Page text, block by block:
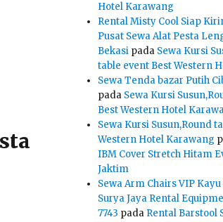
Hotel Karawang
Rental Misty Cool Siap
Pusat Sewa Alat Pesta
Bekasi pada Sewa Kursi
table event Best Western
Sewa Tenda bazar Putih
pada Sewa Kursi
Best Western Hotel
Sewa Kursi Susun,Round
Western Hotel Karawang
IBM Cover Stretch Hitam
Jaktim
Sewa Arm Chairs VIP
Surya Jaya Rental
7743 pada Rental Barstool